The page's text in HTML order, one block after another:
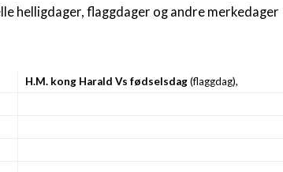
helligdager, flaggdager og andre merkedager
H.M. kong Harald Vs fødselsdag(flaggdag),